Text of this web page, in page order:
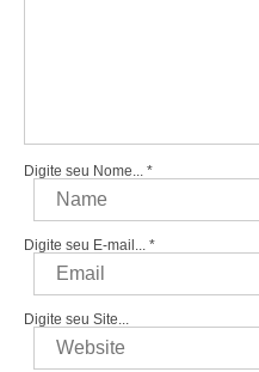
Digite seu Nome... *
Digite seu E-mail... *
Digite seu Site...